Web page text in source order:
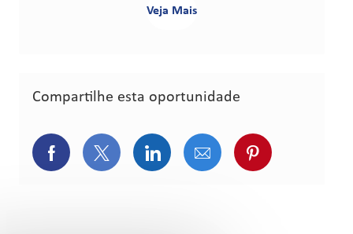
Veja Mais
Compartilhe esta oportunidade
Compartilhar via Facebook
Compartilhar via Twitter
Compartilhar via LinkedIn
Compartilhar via e-